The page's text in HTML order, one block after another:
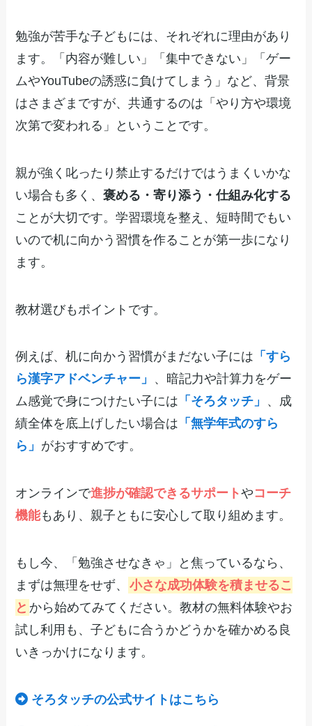
勉強が苦手な子どもには、それぞれに理由があり
ます。「内容が難しい」「集中できない」「ゲー
ムやYouTubeの誘惑に負けてしまう」など、背景
はさまざまですが、共通するのは「やり方や環境
次第で変われる」ということです。
親が強く叱ったり禁止するだけではうまくいかな
い場合も多く、褒める・寄り添う・仕組み化する
ことが大切です。学習環境を整え、短時間でもい
いので机に向かう習慣を作ることが第一歩になり
ます。
教材選びもポイントです。
例えば、机に向かう習慣がまだない子には 「すら
ら漢字アドベンチャー」
、暗記力や計算力をゲー
ム感覚で身につけたい子には 「そろタッチ」
、成
績全体を底上げしたい場合は 「無学年式のすら
ら」 がおすすめです。
オンラインで進捗が確認できるサポートやコーチ
機能もあり、親子ともに安心して取り組めます。
もし今、「勉強させなきゃ」と焦っているなら、
まずは無理をせず、 小さな成功体験を積ませるこ
と から始めてみてください。教材の無料体験やお
試し利用も、子どもに合うかどうかを確かめる良
いきっかけになります。
そろタッチの公式サイトはこちら